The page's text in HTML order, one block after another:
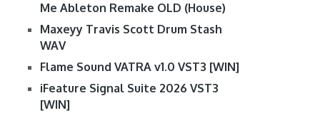
Me Ableton Remake OLD (House)
Maxeyy Travis Scott Drum Stash
WAV
Flame Sound VATRA v1.0 VST3 [WIN]
iFeature Signal Suite 2026 VST3
[WIN]